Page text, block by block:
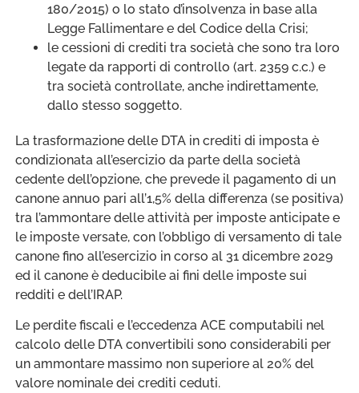
180/2015) o lo stato d’insolvenza in base alla
Legge Fallimentare e del Codice della Crisi;
le cessioni di crediti tra società che sono tra loro
legate da rapporti di controllo (art. 2359 c.c.) e
tra società controllate, anche indirettamente,
dallo stesso soggetto.
La trasformazione delle DTA in crediti di imposta è
condizionata all’esercizio da parte della società
cedente dell’opzione, che prevede il pagamento di un
canone annuo pari all’1,5% della differenza (se positiva)
tra l’ammontare delle attività per imposte anticipate e
le imposte versate, con l’obbligo di versamento di tale
canone fino all’esercizio in corso al 31 dicembre 2029
ed il canone è deducibile ai fini delle imposte sui
redditi e dell’IRAP.
Le perdite fiscali e l’eccedenza ACE computabili nel
calcolo delle DTA convertibili sono considerabili per
un ammontare massimo non superiore al 20% del
valore nominale dei crediti ceduti.